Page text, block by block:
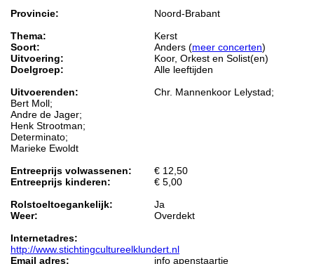
Provincie:
Noord-Brabant
Thema:
Kerst
Soort:
Anders (meer concerten)
Uitvoering:
Koor, Orkest en Solist(en)
Doelgroep:
Alle leeftijden
Uitvoerenden:
Chr. Mannenkoor Lelystad;
Bert Moll;
Andre de Jager;
Henk Strootman;
Determinato;
Marieke Ewoldt
Entreeprijs volwassenen:
€ 12,50
Entreeprijs kinderen:
€ 5,00
Rolstoeltoegankelijk:
Ja
Weer:
Overdekt
Internetadres:
http://www.stichtingcultureelklundert.nl
Email adres:
info apenstaartje